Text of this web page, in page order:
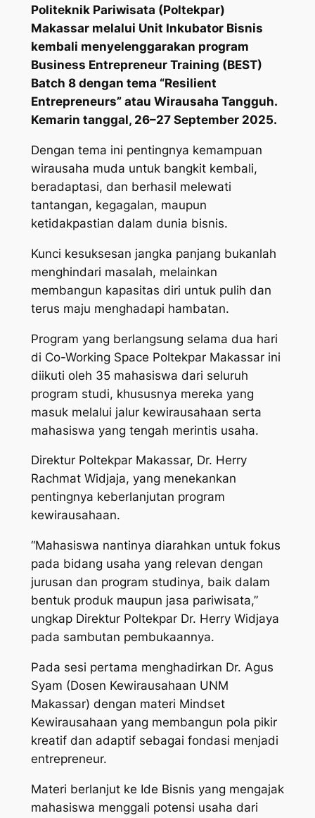
Politeknik Pariwisata (Poltekpar)
Makassar melalui Unit Inkubator Bisnis
kembali menyelenggarakan program
Business Entrepreneur Training (BEST)
Batch 8 dengan tema “Resilient
Entrepreneurs” atau Wirausaha Tangguh.
Kemarin tanggal, 26–27 September 2025.
Dengan tema ini pentingnya kemampuan
wirausaha muda untuk bangkit kembali,
beradaptasi, dan berhasil melewati
tantangan, kegagalan, maupun
ketidakpastian dalam dunia bisnis.
Kunci kesuksesan jangka panjang bukanlah
menghindari masalah, melainkan
membangun kapasitas diri untuk pulih dan
terus maju menghadapi hambatan.
Program yang berlangsung selama dua hari
di Co-Working Space Poltekpar Makassar ini
diikuti oleh 35 mahasiswa dari seluruh
program studi, khususnya mereka yang
masuk melalui jalur kewirausahaan serta
mahasiswa yang tengah merintis usaha.
Direktur Poltekpar Makassar, Dr. Herry
Rachmat Widjaja, yang menekankan
pentingnya keberlanjutan program
kewirausahaan.
“Mahasiswa nantinya diarahkan untuk fokus
pada bidang usaha yang relevan dengan
jurusan dan program studinya, baik dalam
bentuk produk maupun jasa pariwisata,”
ungkap Direktur Poltekpar Dr. Herry Widjaya
pada sambutan pembukaannya.
Pada sesi pertama menghadirkan Dr. Agus
Syam (Dosen Kewirausahaan UNM
Makassar) dengan materi Mindset
Kewirausahaan yang membangun pola pikir
kreatif dan adaptif sebagai fondasi menjadi
entrepreneur.
Materi berlanjut ke Ide Bisnis yang mengajak
mahasiswa menggali potensi usaha dari